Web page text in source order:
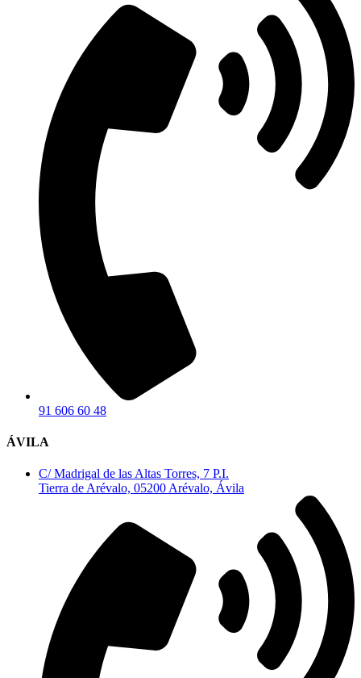
91 606 60 48
ÁVILA
C/ Madrigal de las Altas Torres, 7 P.I.
Tierra de Arévalo, 05200 Arévalo, Ávila